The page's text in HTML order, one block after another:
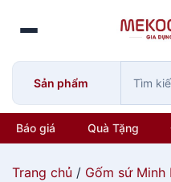
o
Sản phẩm
Báo giá Quà Tặng
Trang chủ / Gốm sứ Minh